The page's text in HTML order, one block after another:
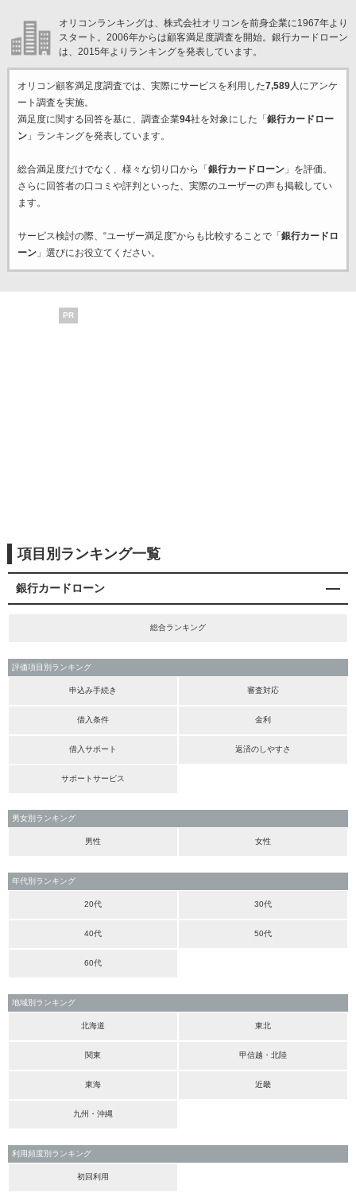
オリコンランキングは、株式会社オリコンを前身企業に1967年より
スタート。2006年からは顧客満足度調査を開始。銀行カードローン
は、2015年よりランキングを発表しています。
オリコン顧客満足度調査では、実際にサービスを利用した7,589人にアンケ
ート調査を実施。
満足度に関する回答を基に、調査企業94社を対象にした「 銀行カードロー
ン」ランキングを発表しています。
総合満足度だけでなく、様々な切り口から「 銀行カードローン」を評価。
さらに回答者の口コミや評判といった、実際のユーザーの声も掲載してい
ます。
サービス検討の際、“ユーザー満足度”からも比較することで「 銀行カードロ
ーン」選びにお役立てください。
PR
項目別ランキング一覧
銀行カードローン
総合ランキング
評価項目別ランキング
申込み手続き 審査対応
借入条件 金利
借入サポート 返済のしやすさ
サポートサービス
男女別ランキング
男性 女性
年代別ランキング
20代 30代
40代 50代
60代
地域別ランキング
北海道 東北
関東 甲信越・北陸
東海 近畿
九州・沖縄
利用頻度別ランキング
初回利用